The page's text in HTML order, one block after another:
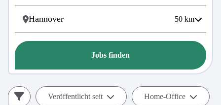
50 km
Jobs finden
Veröffentlicht seit Home-Office